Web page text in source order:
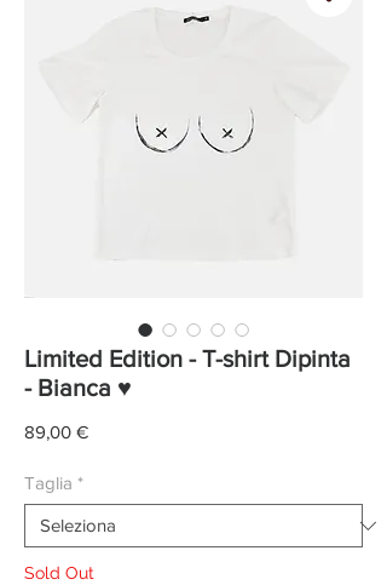
Limited Edition - T-shirt Dipinta
- Bianca ♥
89,00 €Prezzo
Taglia *
Sold Out